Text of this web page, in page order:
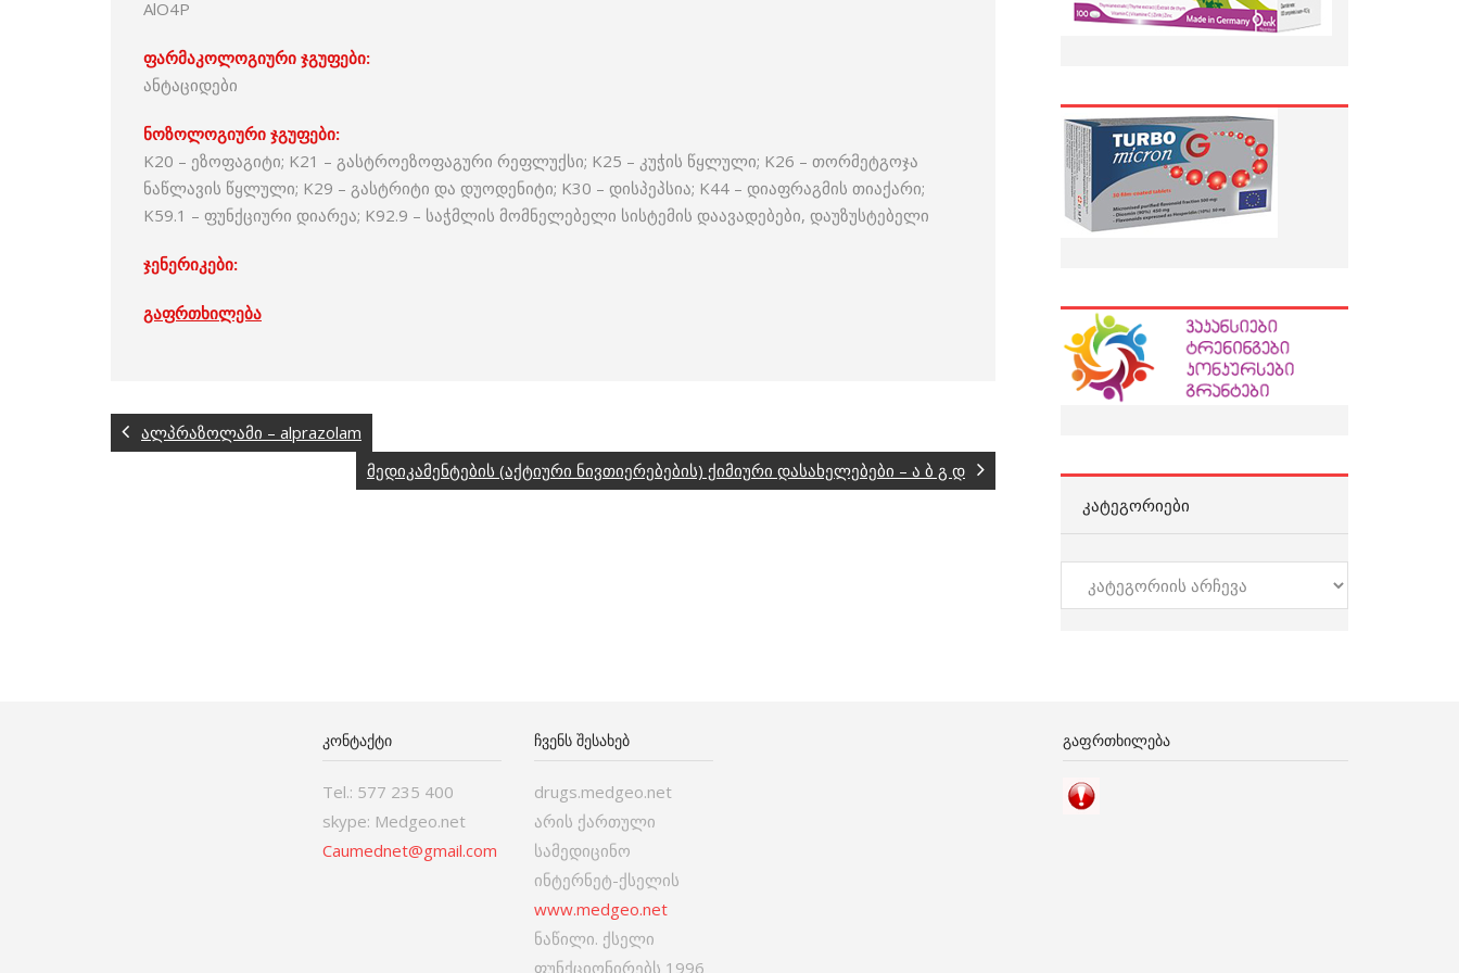
AlO4P
ფარმაკოლოგიური ჯგუფები:
ანტაციდები
ნოზოლოგიური ჯგუფები:
K20 – ეზოფაგიტი; K21 – გასტროეზოფაგური რეფლუქსი; K25 – კუჭის წყლული; K26 – თორმეტგოჯა
ნაწლავის წყლული; K29 – გასტრიტი და დუოდენიტი; K30 – დისპეპსია; K44 – დიაფრაგმის თიაქარი;
K59.1 – ფუნქციური დიარეა; K92.9 – საჭმლის მომნელებელი სისტემის დაავადებები, დაუზუსტებელი
ჯენერიკები:
გაფრთხილება
ალპრაზოლამი – alprazolam
მედიკამენტების (აქტიური ნივთიერებების) ქიმიური დასახელებები – ა ბ გ დ
ᲙᲐᲢᲔᲒᲝᲠᲘᲔᲑᲘ
კატეგორიები
ᲙᲝᲜᲢᲐᲥᲢᲘ
Tel.: 577 235 400
skype: Medgeo.net
Caumednet@gmail.com
ᲩᲕᲔᲜᲡ ᲨᲔᲡᲐᲮᲔᲑ
drugs.medgeo.net
არის ქართული
სამედიცინო
ინტერნეტ-ქსელის
www.medgeo.net
ნაწილი. ქსელი
ფუნქციონირებს 1996
ᲒᲐᲤᲠᲗᲮᲘᲚᲔᲑᲐ